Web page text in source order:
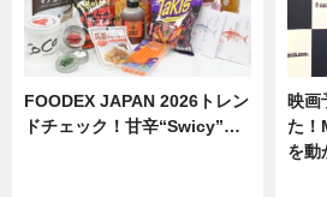
FOODEX JAPAN 2026トレン
ドチェック！甘辛“Swicy”…
映画
た！
を動